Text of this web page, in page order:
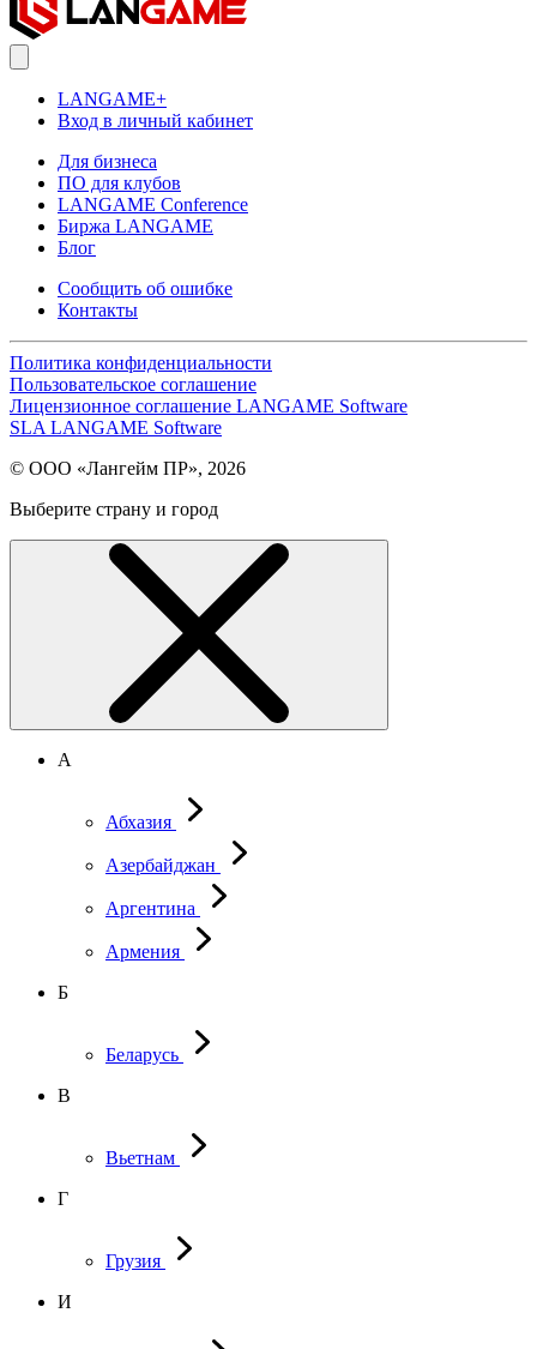
LANGAME+
Вход в личный кабинет
Для бизнеса
ПО для клубов
LANGAME Conference
Биржа LANGAME
Блог
Сообщить об ошибке
Контакты
Политика конфиденциальности
Пользовательское соглашение
Лицензионное соглашение LANGAME Software
SLA LANGAME Software
© ООО «Лангейм ПР», 2026
Выберите страну и город
А
Абхазия
Азербайджан
Аргентина
Армения
Б
Беларусь
В
Вьетнам
Г
Грузия
И